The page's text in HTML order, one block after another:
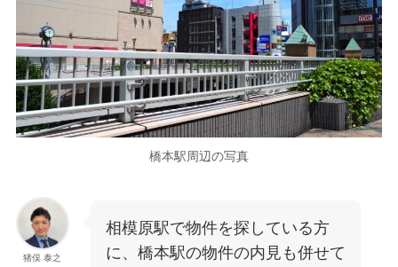
橋本駅周辺の写真
猪俣 泰之
相模原駅で物件を探している方
に、橋本駅の物件の内見も併せて